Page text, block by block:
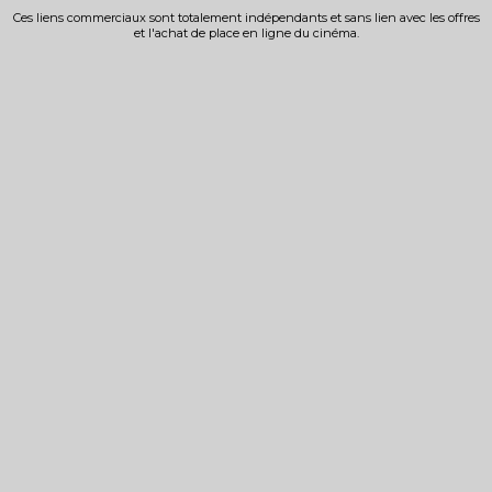
Ces liens commerciaux sont totalement indépendants et sans lien avec les offres
et l'achat de place en ligne du cinéma.